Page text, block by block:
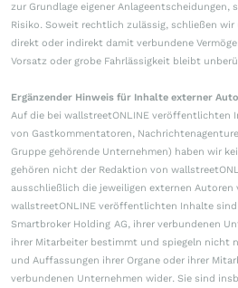
zur Grundlage eigener Anlageentscheidungen,
Risiko. Soweit rechtlich zulässig, schließen
direkt oder indirekt damit verbundene
Vorsatz oder grobe Fahrlässigkeit bleibt
Ergänzender Hinweis für Inhalte externer
Auf die bei wallstreetONLINE veröffentlichten
von Gastkommentatoren,
Gruppe gehörende Unternehmen) haben wir
gehören nicht der Redaktion von
ausschließlich die jeweiligen externen
wallstreetONLINE veröffentlichten Inhalte
Smartbroker Holding AG, ihrer verbundenen
ihrer Mitarbeiter bestimmt und spiegeln nicht
und Auffassungen ihrer Organe oder ihrer
verbundenen Unternehmen wider. Sie sind